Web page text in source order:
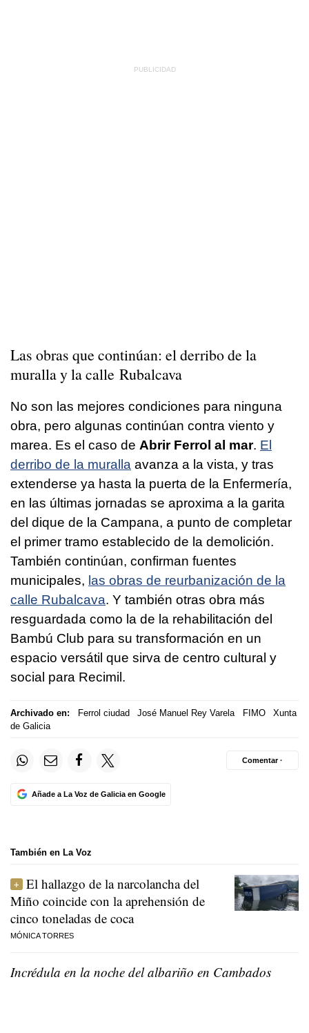
Las obras que continúan: el derribo de la
muralla y la calle Rubalcava
No son las mejores condiciones para ninguna
obra, pero algunas continúan contra viento y
marea. Es el caso de Abrir Ferrol al mar. El
derribo de la muralla avanza a la vista, y tras
extenderse ya hasta la puerta de la Enfermería,
en las últimas jornadas se aproxima a la garita
del dique de la Campana, a punto de completar
el primer tramo establecido de la demolición.
También continúan, confirman fuentes
municipales, las obras de reurbanización de la
calle Rubalcava. Y también otras obra más
resguardada como la de la rehabilitación del
Bambú Club para su transformación en un
espacio versátil que sirva de centro cultural y
social para Recimil.
Archivado en: Ferrol ciudad José Manuel Rey Varela FIMO
Xunta
de Galicia
Añade a La Voz de Galicia en Google
Comentar ·
También en La Voz
El hallazgo de la narcolancha del
Miño coincide con la aprehensión de
cinco toneladas de coca
MÓNICA TORRES
Incrédula en la noche del albariño en Cambados